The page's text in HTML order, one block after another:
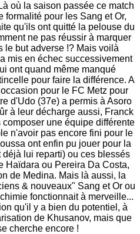
où la saison passée ce match
formalité pour les Sang et Or,
qu'ils ont quitté la pelouse du
ne pas réussir à marquer
le but adverse !? Mais voilà
mis en échec successivement
ont quand même manqué
pour faire la différence. A
pour le FC Metz pour
d'Udo (37e) a permis à Asoro
à leur décharge aussi, Franck
une équipe différente
n'avoir pas encore fini pour le
ont enfin pu jouer pour la
lui reparti) ou ces blessés
Haïdara ou Pereira Da Costa,
de Medina. Mais là aussi, la
& nouveaux" Sang et Or ou
fonctionnait à merveille...
qu'il y a bien du potentiel, à
de Khusanov, mais que
cherche encore !